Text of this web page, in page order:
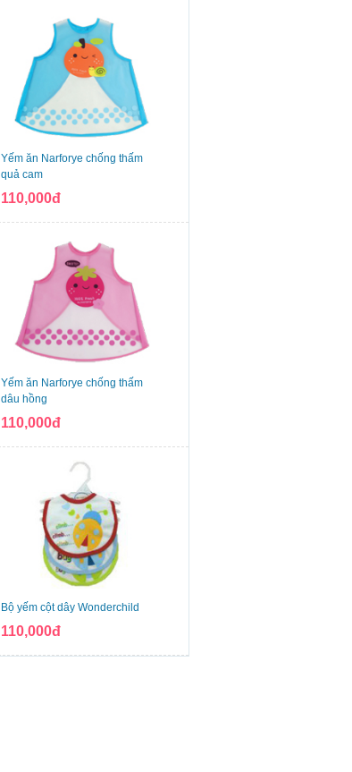
Yếm ăn Narforye chống thấm
quả cam
110,000đ
Yếm ăn Narforye chống thấm
dâu hồng
110,000đ
Bộ yếm cột dây Wonderchild
110,000đ